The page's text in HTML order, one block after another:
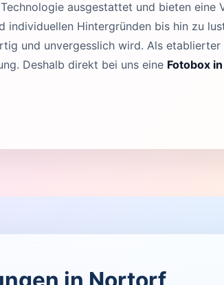
ausgestattet und bieten eine
individuellen Hintergründen bis hin zu
und unvergesslich wird. Als
Deshalb direkt bei uns eine Fotobox